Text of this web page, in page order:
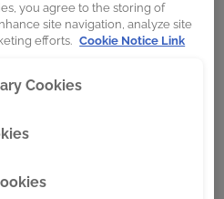
impacto
you agree to the storing of
site navigation, analyze site
efforts. Cookie Notice Link
Cookies